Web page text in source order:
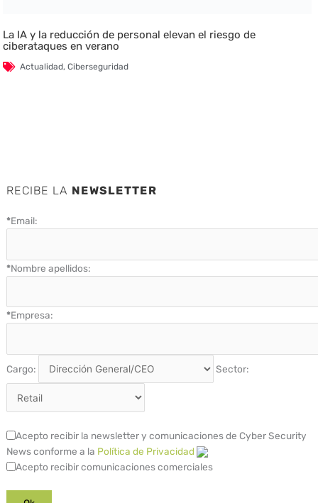
La IA y la reducción de personal elevan el riesgo de
ciberataques en verano
Actualidad,Ciberseguridad
RECIBE LA NEWSLETTER
*Email:
*Nombre apellidos:
*Empresa:
Cargo: Sector:
Acepto recibir la newsletter y comunicaciones de Cyber Security
News conforme a la Política de Privacidad
Acepto recibir comunicaciones comerciales